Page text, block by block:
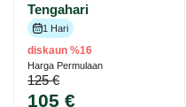
Tengahari
1 Hari
diskaun %16
Harga Permulaan
125 €
105 €